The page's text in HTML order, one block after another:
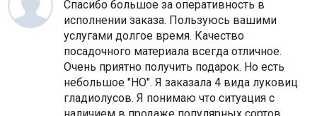
Спасибо большое за оперативность в
исполнении заказа. Пользуюсь вашими
услугами долгое время. Качество
посадочного материала всегда отличное.
Очень приятно получить подарок. Но есть
небольшое "НО". Я заказала 4 вида луковиц
гладиолусов. Я понимаю что ситуация с